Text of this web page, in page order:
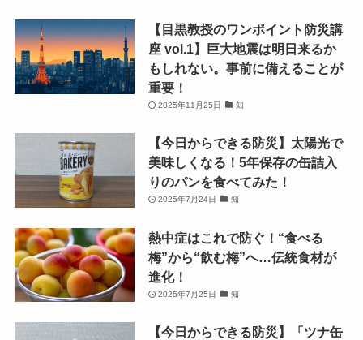
【目黒教授のワンポイント防災講
座 vol.1】巨大地震は明日来るか
もしれない。事前に備えることが
重要！
2025年11月25日 知
【今日からできる防災】太陽光で
美味しくなる！5年保存の缶詰入
りのパンを食べてみた！
2025年7月24日 知
熱中症はこれで防ぐ！“食べる
梅”から“飲む梅”へ…伝統食材が
進化！
2025年7月25日 知
【今日からできる防災】「ツナ缶